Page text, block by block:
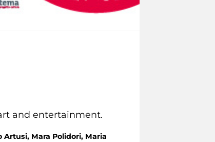
and entertainment.
Mara Polidori, Maria